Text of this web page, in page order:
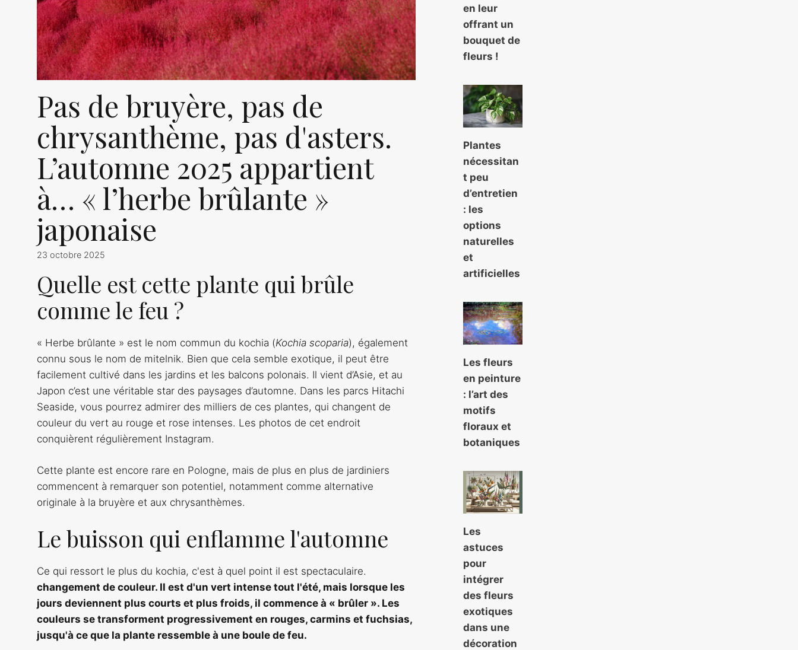
Pas de bruyère, pas de
chrysanthème, pas d'asters.
L’automne 2025 appartient
à… « l’herbe brûlante »
japonaise
23 octobre 2025
Quelle est cette plante qui brûle
comme le feu ?
« Herbe brûlante » est le nom commun du kochia (Kochia scoparia), également
connu sous le nom de mitelnik. Bien que cela semble exotique, il peut être
facilement cultivé dans les jardins et les balcons polonais. Il vient d’Asie, et au
Japon c’est une véritable star des paysages d’automne. Dans les parcs Hitachi
Seaside, vous pourrez admirer des milliers de ces plantes, qui changent de
couleur du vert au rouge et rose intenses. Les photos de cet endroit
conquièrent régulièrement Instagram.
Cette plante est encore rare en Pologne, mais de plus en plus de jardiniers
commencent à remarquer son potentiel, notamment comme alternative
originale à la bruyère et aux chrysanthèmes.
Le buisson qui enflamme l'automne
Ce qui ressort le plus du kochia, c'est à quel point il est spectaculaire.
changement de couleur. Il est d'un vert intense tout l'été, mais lorsque les
jours deviennent plus courts et plus froids, il commence à « brûler ». Les
couleurs se transforment progressivement en rouges, carmins et fuchsias,
jusqu'à ce que la plante ressemble à une boule de feu.
en leur
offrant un
bouquet de
fleurs !
Plantes
nécessitan
t peu
d’entretien
: les
options
naturelles
et
artificielles
Les fleurs
en peinture
: l’art des
motifs
floraux et
botaniques
Les
astuces
pour
intégrer
des fleurs
exotiques
dans une
décoration